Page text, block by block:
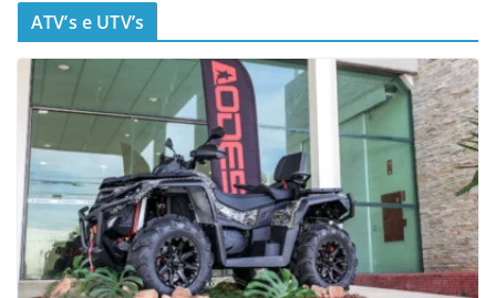
ATV’s e UTV’s